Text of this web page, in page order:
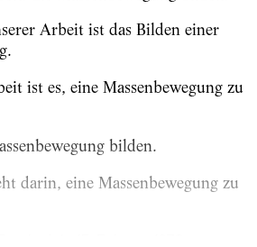
Arbeit ist das Bilden einer
ist es, eine Massenbewegung zu
bilden.
darin, eine Massenbewegung zu